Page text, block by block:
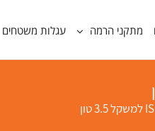
מתקני הרמה עגלות משטחים